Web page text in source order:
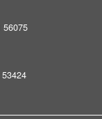
56075
53424